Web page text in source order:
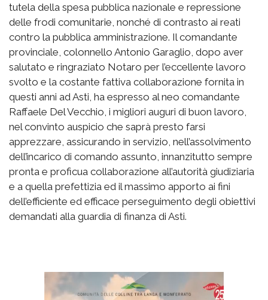
tutela della spesa pubblica nazionale e repressione
delle frodi comunitarie, nonché di contrasto ai reati
contro la pubblica amministrazione. Il comandante
provinciale, colonnello Antonio Garaglio, dopo aver
salutato e ringraziato Notaro per l’eccellente lavoro
svolto e la costante fattiva collaborazione fornita in
questi anni ad Asti, ha espresso al neo comandante
Raffaele Del Vecchio, i migliori auguri di buon lavoro,
nel convinto auspicio che saprà presto farsi
apprezzare, assicurando in servizio, nell’assolvimento
dell’incarico di comando assunto, innanzitutto sempre
pronta e proficua collaborazione all’autorità giudiziaria
e a quella prefettizia ed il massimo apporto ai fini
dell’efficiente ed efficace perseguimento degli obiettivi
demandati alla guardia di finanza di Asti.